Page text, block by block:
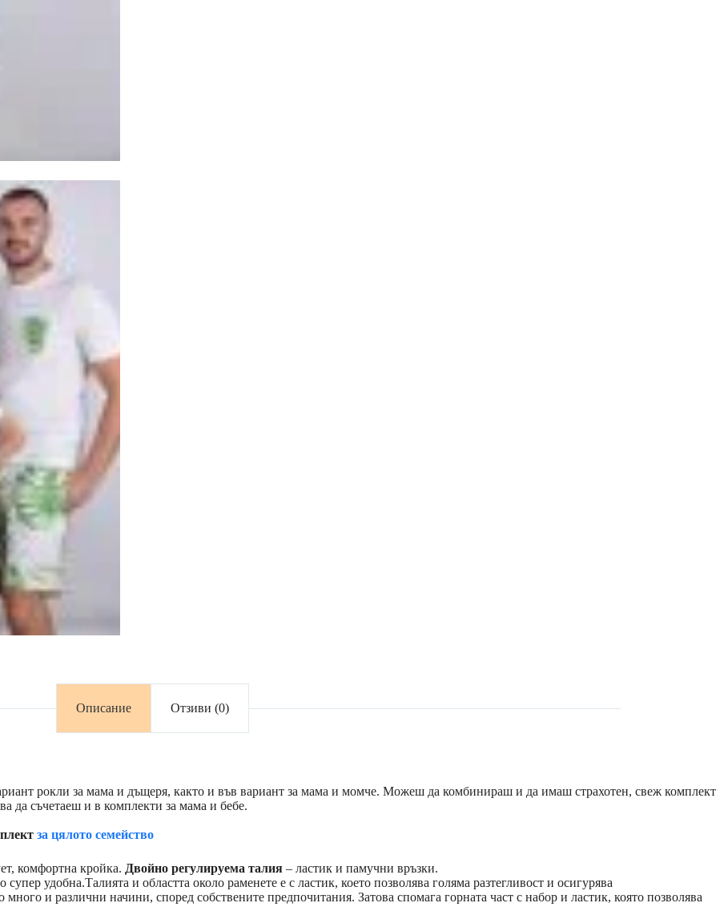
Описание Отзиви (0)
рокли за мама и дъщеря, както и във вариант за мама и момче. Можеш да комбинираш и да имаш страхотен, свеж комплект
да съчетаеш и в комплекти за мама и бебе.
за цялото семейство
комфортна кройка. Двойно регулируема талия – ластик и памучни връзки.
удобна.Талията и областта около раменете е с ластик, което позволява голяма разтегливост и осигурява
и различни начини, според собствените предпочитания. Затова спомага горната част с набор и ластик, която позволява